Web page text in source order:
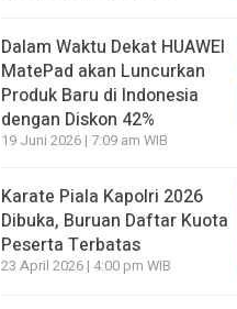
Dalam Waktu Dekat HUAWEI
MatePad akan Luncurkan
Produk Baru di Indonesia
dengan Diskon 42%
19 Juni 2026 | 7:09 am WIB
Karate Piala Kapolri 2026
Dibuka, Buruan Daftar Kuota
Peserta Terbatas
23 April 2026 | 4:00 pm WIB